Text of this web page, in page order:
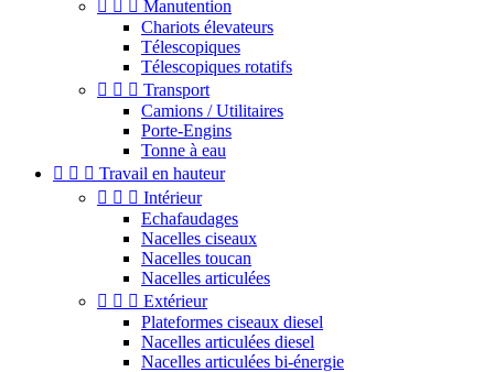
   Manutention
Chariots élevateurs
Télescopiques
Télescopiques rotatifs
   Transport
Camions / Utilitaires
Porte-Engins
Tonne à eau
   Travail en hauteur
   Intérieur
Echafaudages
Nacelles ciseaux
Nacelles toucan
Nacelles articulées
   Extérieur
Plateformes ciseaux diesel
Nacelles articulées diesel
Nacelles articulées bi-énergie